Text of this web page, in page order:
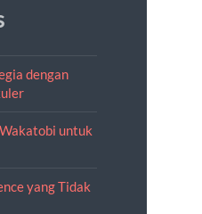
dengan
untuk
yang Tidak